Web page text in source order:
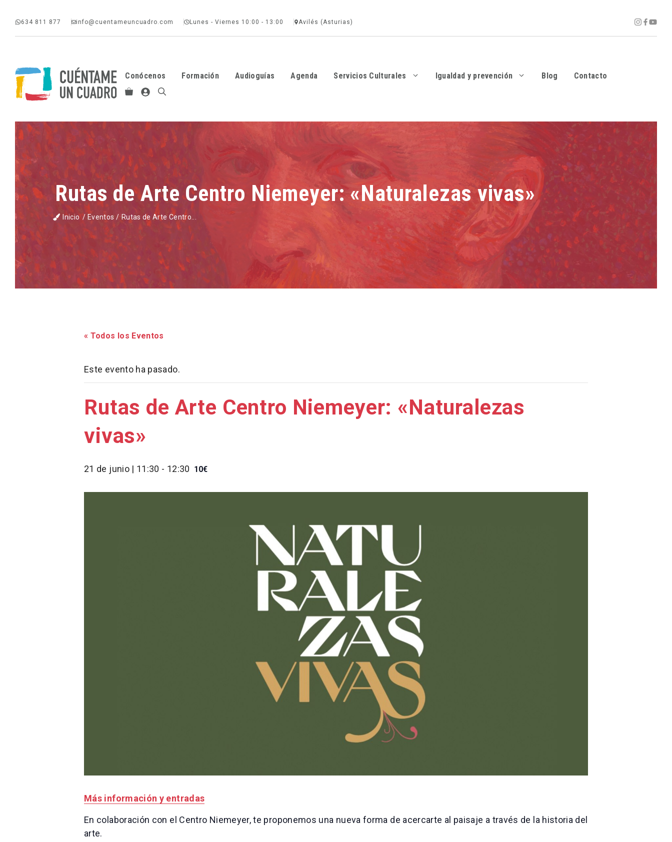
Saltar
al
634 811 877 info@cuentameuncuadro.com Lunes - Viernes 10:00 - 13:00 Avilés (Asturias)
Conócenos Formación Audioguías Agenda Servicios Culturales Igualdad y prevención Blog Contacto
Rutas de Arte Centro Niemeyer: «Naturalezas vivas»
Inicio / Eventos / Rutas de Arte Centro...
« Todos los Eventos
Este evento ha pasado.
Rutas de Arte Centro Niemeyer: «Naturalezas
vivas»
21 de junio | 11:30 - 12:30 10€
Más información y entradas
En colaboración con el Centro Niemeyer, te proponemos una nueva forma de acercarte al paisaje a través de la historia del
arte.